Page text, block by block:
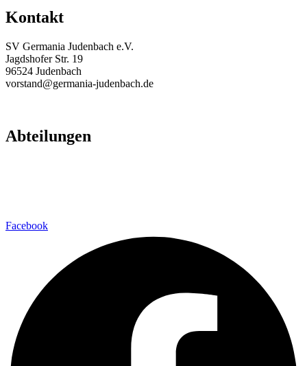
Kontakt
SV Germania Judenbach e.V.
Jagdshofer Str. 19
96524 Judenbach
vorstand@germania-judenbach.de
Abteilungen
Facebook